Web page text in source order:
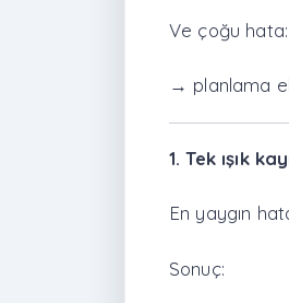
Ve çoğu hata:
→ planlama
1. Tek ışık
En yaygın
Sonuç: